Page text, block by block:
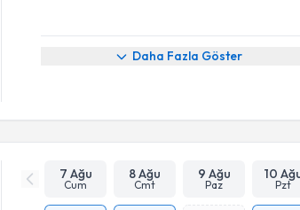
Daha Fazla Göster
7 Ağu
Cum
8 Ağu
Cmt
9 Ağu
Paz
10
Pzt